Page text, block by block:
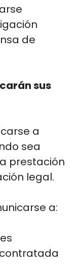
de
sus
a
sea
prestación
legal.
a: